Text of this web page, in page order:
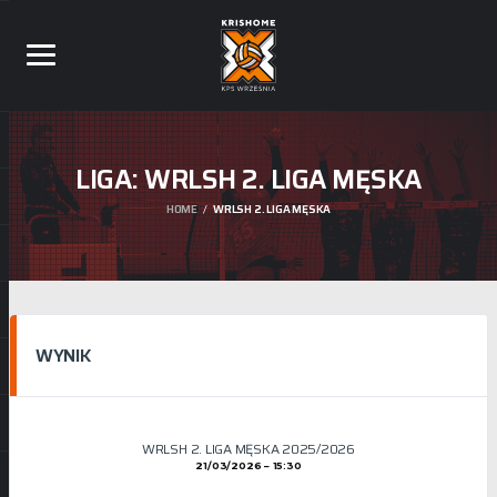
LIGA:WRLSH 2. LIGA MĘSKA
HOME WRLSH 2. LIGA MĘSKA
WYNIK
WRLSH 2. LIGA MĘSKA 2025/2026
21/03/2026 15:30